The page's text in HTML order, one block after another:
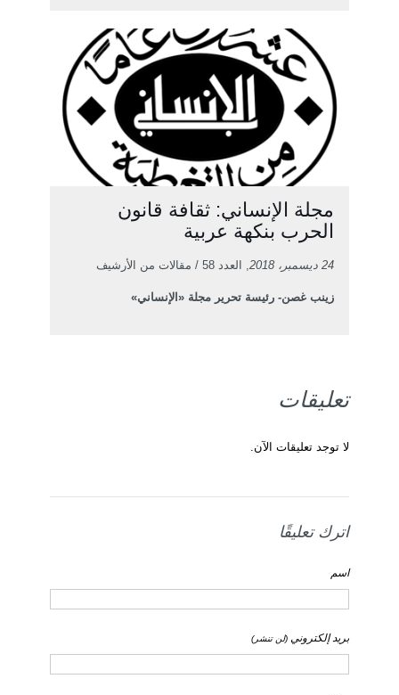
مجلة الإنساني: ثقافة قانون
الحرب بنكهة عربية
24 ديسمبر، 2018 , العدد 58 / مقالات من الأرشيف
زينب غصن- رئيسة تحرير مجلة «الإنساني»
تعليقات
لا توجد تعليقات الآن.
اترك تعليقًا
اسم
بريد إلكتروني (لن تنشر)